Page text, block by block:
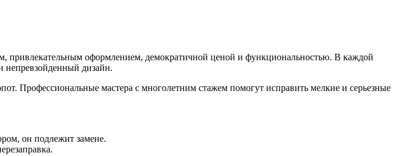
привлекательным оформлением, демократичной ценой и функциональностью. В каждой
непревзойденный дизайн.
Профессиональные мастера с многолетним стажем помогут исправить мелкие и серьезные
он подлежит замене.